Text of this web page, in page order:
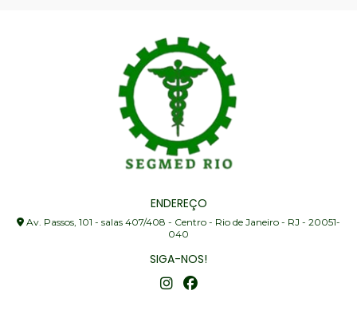
ENDEREÇO
Av. Passos, 101 - salas 407/408 - Centro - Rio de Janeiro - RJ - 20051-
040
SIGA-NOS!